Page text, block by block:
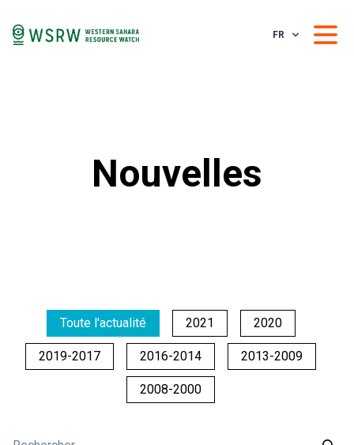
FR
Nouvelles
Toute l'actualité 2021 2020
2019-2017 2016-2014 2013-2009
2008-2000